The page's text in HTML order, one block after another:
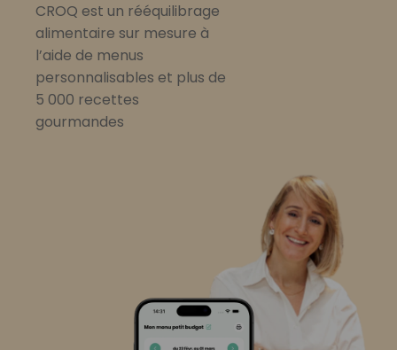
CROQ est un rééquilibrage
alimentaire sur mesure à
l’aide de menus
personnalisables et plus de
5 000 recettes
gourmandes